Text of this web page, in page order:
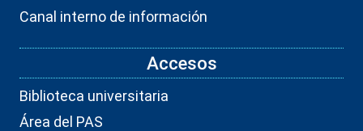
Canal interno de información
Accesos
Biblioteca universitaria
Área del PAS